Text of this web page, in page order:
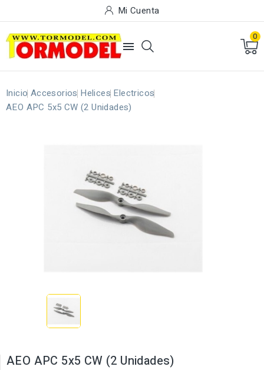
Mi Cuenta

0
Inicio Accesorios Helices Electricos
AEO APC 5x5 CW (2 Unidades)
AEO APC 5x5 CW (2 Unidades)